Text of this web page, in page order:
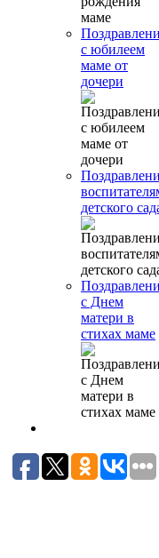
с юбилеем
маме от
дочери
детского
с Днем
матери в
стихах маме